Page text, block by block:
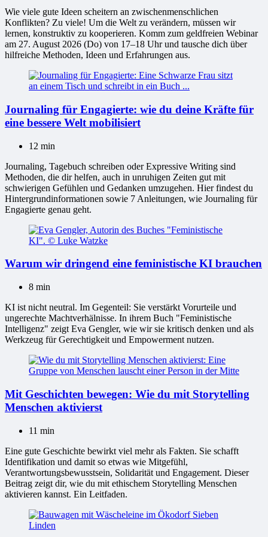
Wie viele gute Ideen scheitern an zwischenmenschlichen
Konflikten? Zu viele! Um die Welt zu verändern, müssen wir
lernen, konstruktiv zu kooperieren. Komm zum geldfreien Webinar
am 27. August 2026 (Do) von 17–18 Uhr und tausche dich über
hilfreiche Methoden, Ideen und Erfahrungen aus.
Journaling für Engagierte: wie du deine Kräfte für
eine bessere Welt mobilisiert
12 min
Journaling, Tagebuch schreiben oder Expressive Writing sind
Methoden, die dir helfen, auch in unruhigen Zeiten gut mit
schwierigen Gefühlen und Gedanken umzugehen. Hier findest du
Hintergrundinformationen sowie 7 Anleitungen, wie Journaling für
Engagierte genau geht.
Warum wir dringend eine feministische KI brauchen
8 min
KI ist nicht neutral. Im Gegenteil: Sie verstärkt Vorurteile und
ungerechte Machtverhälnisse. In ihrem Buch "Feministische
Intelligenz" zeigt Eva Gengler, wie wir sie kritisch denken und als
Werkzeug für Gerechtigkeit und Empowerment nutzen.
Mit Geschichten bewegen: Wie du mit Storytelling
Menschen aktivierst
11 min
Eine gute Geschichte bewirkt viel mehr als Fakten. Sie schafft
Identifikation und damit so etwas wie Mitgefühl,
Verantwortungsbewusstsein, Solidarität und Engagement. Dieser
Beitrag zeigt dir, wie du mit ethischem Storytelling Menschen
aktivieren kannst. Ein Leitfaden.